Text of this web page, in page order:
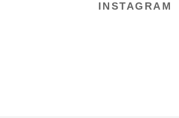
INSTAGRAM